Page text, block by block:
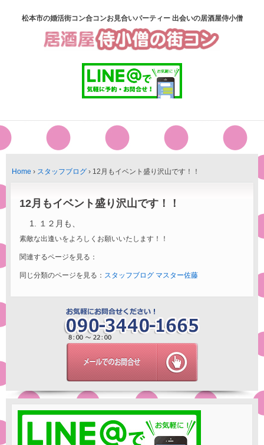
松本市の婚活街コン合コンお見合いパーティー 出会いの居酒屋侍小僧
Home › スタッフブログ › 12月もイベント盛り沢山です！！
12月もイベント盛り沢山です！！
１２月も、
素敵な出逢いをよろしくお願いいたします！！
関連するページを見る：
同じ分類のページを見る： スタッフブログ マスター佐藤